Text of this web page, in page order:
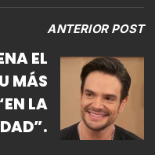
ANTERIOR POST
EL
MÁS
LA